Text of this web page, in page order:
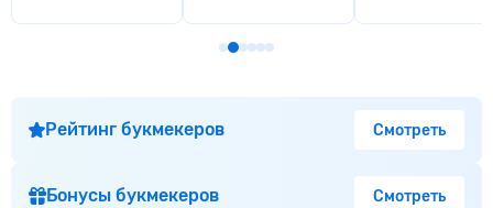
Рейтинг букмекеров Смотреть
Бонусы букмекеров Смотреть